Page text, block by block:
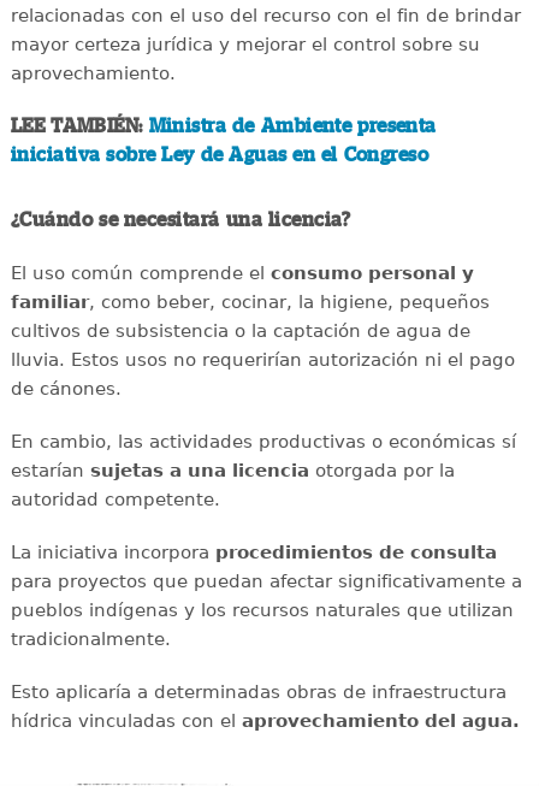
relacionadas con el uso del recurso con el fin de brindar
mayor certeza jurídica y mejorar el control sobre su
aprovechamiento.
LEE TAMBIÉN: Ministra de Ambiente presenta
iniciativa sobre Ley de Aguas en el Congreso
¿Cuándo se necesitará una licencia?
El uso común comprende el consumo personal y
familiar, como beber, cocinar, la higiene, pequeños
cultivos de subsistencia o la captación de agua de
lluvia. Estos usos no requerirían autorización ni el pago
de cánones.
En cambio, las actividades productivas o económicas sí
estarían sujetas a una licencia otorgada por la
autoridad competente.
La iniciativa incorpora procedimientos de consulta
para proyectos que puedan afectar significativamente a
pueblos indígenas y los recursos naturales que utilizan
tradicionalmente.
Esto aplicaría a determinadas obras de infraestructura
hídrica vinculadas con el aprovechamiento del agua.